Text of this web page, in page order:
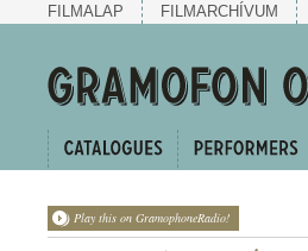
FILMALAP FILMARCHÍVUM
Play this on GramophoneRadio!